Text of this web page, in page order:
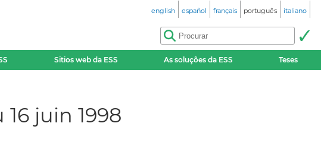
english español français português italiano
Sitios web da ESS As soluções da ESS Teses
juin 1998